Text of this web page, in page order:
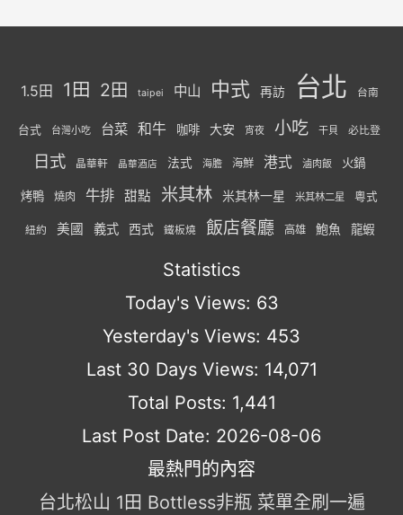
1.5田 1田 2田 taipei 中山 中式 再訪 台北 台南
台式 台灣小吃 台菜 和牛 咖啡 大安 宵夜 小吃 干貝 必比登
日式 晶華軒 晶華酒店 法式 海膽 海鮮 港式 滷肉飯 火鍋
烤鴨 燒肉 牛排 甜點 米其林 米其林一星 米其林二星 粵式
紐約 美國 義式 西式 鐵板燒 飯店餐廳 高雄 鮑魚 龍蝦
Statistics
Today's Views: 63
Yesterday's Views: 453
Last 30 Days Views: 14,071
Total Posts: 1,441
Last Post Date: 2026-08-06
最熱門的內容
台北松山 1田 Bottless非瓶 菜單全刷一遍